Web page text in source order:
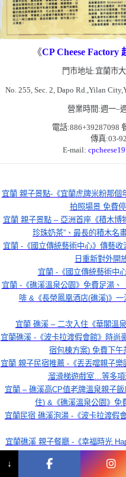
《CP Cheese Factory
門市地址:宜蘭市
No. 255, Sec. 2, Dapo Rd.,Yilan
營業時間:週一–
電話:886+39287098
傳真:03-
E-mail:
宜蘭 親子景點-《宜蘭虎牌米粉那
拍照場景 免費
宜蘭 親子景點 – 亞洲首座《積木博
珍珠奶茶”、最長的積木名
宜蘭 -《國立傳統藝術中心》傳藝收
日重新對外開
宜蘭 -《國立傳統藝術中
宜蘭 -《礁溪溫泉公園》免費足湯、
啡 &《長榮鳳凰酒店(礁溪)》
宜蘭 礁溪 – 二次入住《華閣溫
宜蘭礁溪 -《波卡拉渡假會館》時尚
宿包棟方案) 免費下午
宜蘭 親子民宿推薦 -《丟丟噹親子
溜滑梯遊戲室…等多項
宜蘭 – 礁溪高CP值老牌溫泉親子
住) &《礁溪溫泉公園》免
宜蘭民宿 礁溪泡湯 -《波卡拉渡假
宜蘭礁溪 親子餐廳 -《幸福時光
↓